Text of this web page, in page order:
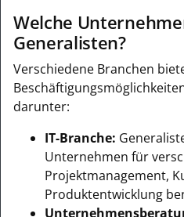
Welche
Generalisten?
Verschiedene Branchen
darunter:
IT-Branche:
Unternehmen für
Projektmanagement,
Produktentwicklung